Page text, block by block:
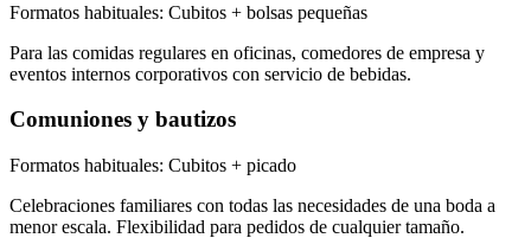
Formatos habituales: Cubitos + bolsas pequeñas
Para las comidas regulares en oficinas, comedores de empresa y
eventos internos corporativos con servicio de bebidas.
Comuniones y bautizos
Formatos habituales: Cubitos + picado
Celebraciones familiares con todas las necesidades de una boda a
menor escala. Flexibilidad para pedidos de cualquier tamaño.